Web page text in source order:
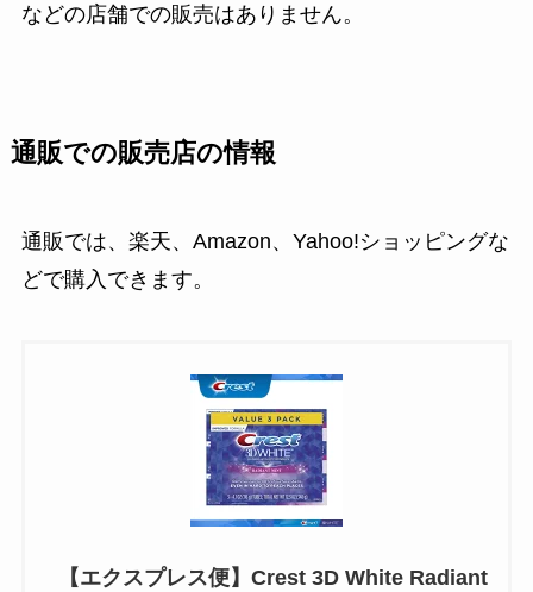
などの店舗での販売はありません。
通販での販売店の情報
通販では、楽天、Amazon、Yahoo!ショッピングな
どで購入できます。
【エクスプレス便】Crest 3D White Radiant